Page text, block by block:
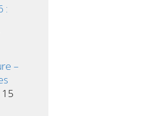
:
–
15